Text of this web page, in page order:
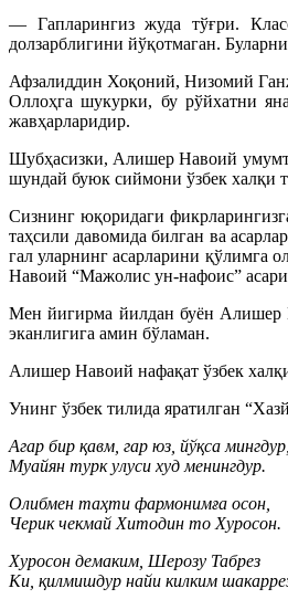
— Гапларингиз жуда тўғри.
долзарблигини йўқотмаган.
Афзалиддин Хоқоний, Низомий
Оллоҳга шукурки, бу рўйхатни
жавҳарларидир.
Шубҳасизки, Алишер Навоий
шундай буюк сиймони ўзбек халқи
Сизнинг юқоридаги
таҳсили давомида билган ва
гал уларнинг асарларини қўлимга
Навоий “Мажолис ун-нафоис”
Мен йигирма йилдан буён Алишер
эканлигига амин бўламан.
Алишер Навоий нафақат ўзбек
Унинг ўзбек тилида яратилган
Агар бир қавм, гар юз, йўқса мингдур,
Муайян турк улуси худ менингдур.
Олибмен таҳти фармонимға осон,
Черик чекмай Хитодин то Хуросон.
Хуросон демаким, Шерозу Табрез
Ки, қилмишдур найи килким